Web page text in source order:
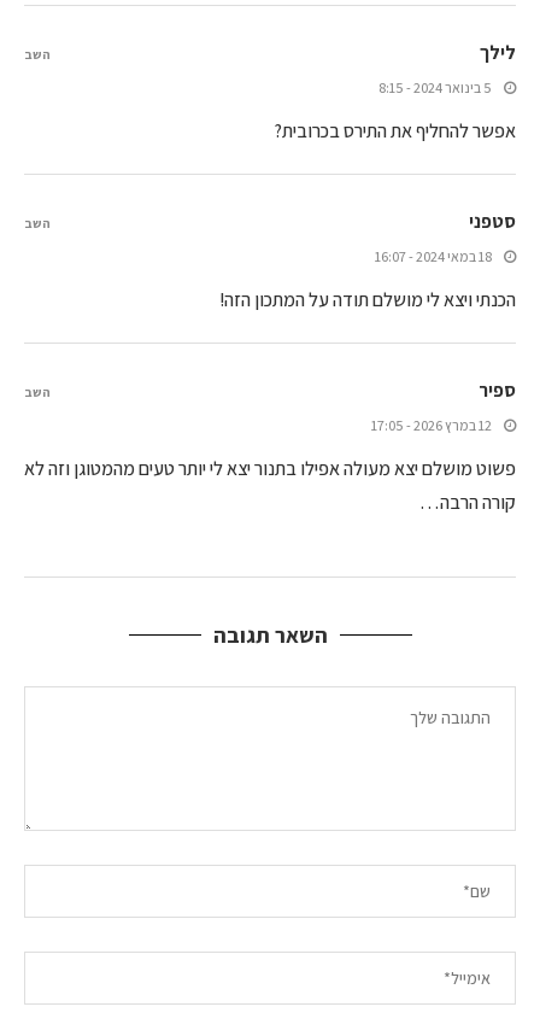
לילך
5 בינואר 2024 - 8:15
אפשר להחליף את התירס בכרובית?
השב
סטפני
18 במאי 2024 - 16:07
הכנתי ויצא לי מושלם תודה על המתכון הזה!
השב
ספיר
12 במרץ 2026 - 17:05
פשוט מושלם יצא מעולה אפילו בתנור יצא לי יותר טעים מהמטוגן וזה לא
קורה הרבה…
השב
השאר תגובה